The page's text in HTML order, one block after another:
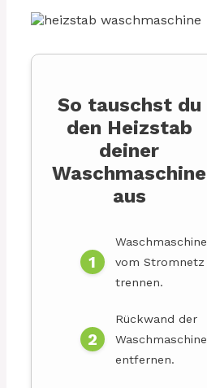
So tauschst du
den Heizstab
deiner
Waschmaschine
aus
Waschmaschine
vom Stromnetz
trennen.
Rückwand der
Waschmaschine
entfernen.